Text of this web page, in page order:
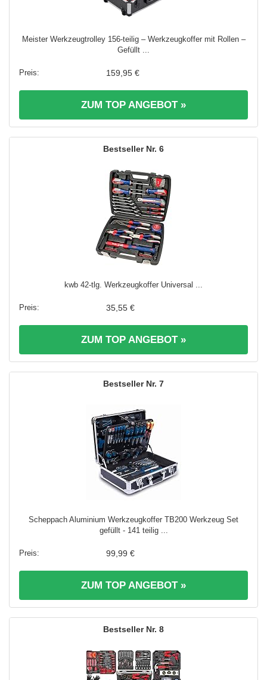
Meister Werkzeugtrolley 156-teilig – Werkzeugkoffer mit Rollen –
Gefüllt ...
159,95 €
ZUM TOP ANGEBOT »
6
kwb 42-tlg. Werkzeugkoffer Universal ...
35,55 €
ZUM TOP ANGEBOT »
7
Scheppach Aluminium Werkzeugkoffer TB200 Werkzeug Set
gefüllt - 141 teilig ...
99,99 €
ZUM TOP ANGEBOT »
8